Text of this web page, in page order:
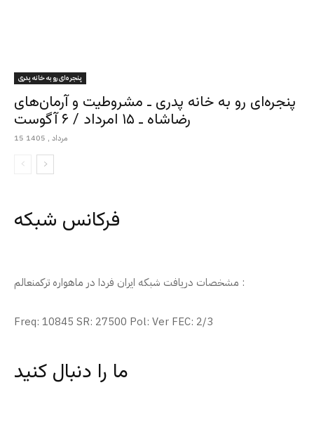
پنجره‌ای رو به خانه پدری
پنجره‌ای رو به خانه پدری ـ مشروطیت و آرمان‌های
رضاشاه ـ ۱۵ امرداد / ۶ آگوست
15 مرداد , 1405
فرکانس شبکه
مشخصات دریافت شبکه ایران فردا در ماهواره ترکمنعالم :
Freq: 10845 SR: 27500 Pol: Ver FEC: 2/3
ما را دنبال کنید